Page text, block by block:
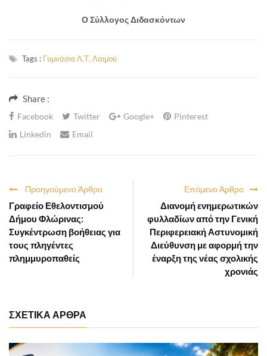
Ο Σύλλογος Διδασκόντων
Tags : Γυμνάσιο Λ.Τ. Λαιμού
Share :
Facebook Twitter Google+
Pinterest
Linkedin
Email
Επόμενο Άρθρο
Διανομή ενημερωτικών
φυλλαδίων από την Γενική
Περιφερειακή Αστυνομική
Διεύθυνση με αφορμή την
έναρξη της νέας σχολικής
χρονιάς
Προηγούμενο Άρθρο
Γραφείο Εθελοντισμού
Δήμου Φλώρινας:
Συγκέντρωση βοήθειας για
τους πληγέντες
πλημμυροπαθείς
ΣΧΕΤΙΚΑ ΑΡΘΡΑ